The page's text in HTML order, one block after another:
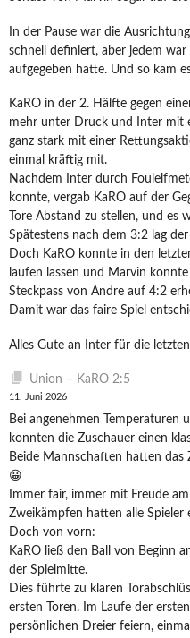
In der Pause war die
schnell definiert, aber jedem
aufgegeben hatte. Und so kam
KaRO in der 2. Hälfte gegen
mehr unter Druck und Inter mit
ganz stark mit einer
einmal kräftig mit.
Nachdem Inter durch
konnte, vergab KaRO auf der
Tore Abstand zu stellen, und es
Spätestens nach dem 3:2 lag
Doch KaRO konnte in den
laufen lassen und Marvin
Steckpass von Andre auf 4:2
Damit war das faire Spiel
Alles Gute an Inter für die
Union – KaRO 2:5
11. Juni 2026
Bei angenehmen Temperaturen
konnten die Zuschauer einen
Beide Mannschaften hatten das
😀
Immer fair, immer mit Freude
Zweikämpfen hatten alle Spieler
Doch von vorn:
KaRO ließ den Ball von Beginn
der Spielmitte.
Dies führte zu klaren
ersten Toren. Im Laufe der
persönlichen Dreier feiern,